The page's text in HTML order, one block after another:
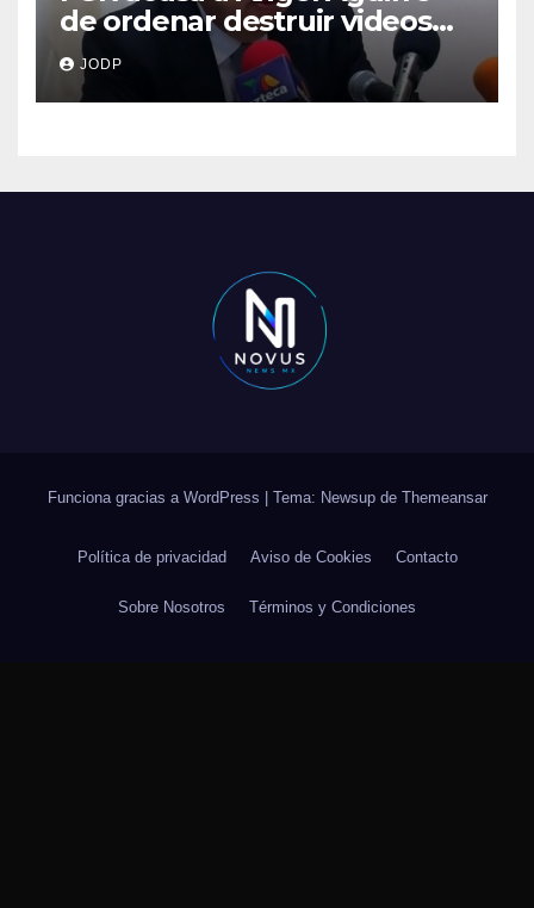
de ordenar destruir videos
clave del caso Ayotzinapa
JODP
Funciona gracias a WordPress Tema: Newsup de Themeansar
Política de privacidad Aviso de Cookies Contacto
Sobre Nosotros Términos y Condiciones